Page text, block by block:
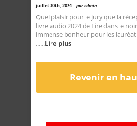
juillet 30th, 2024 | par admin
Quel plaisir pour le jury que la
livre audio 2024 de Lire dans le
immense bonheur pour les
......Lire plus
Revenir en